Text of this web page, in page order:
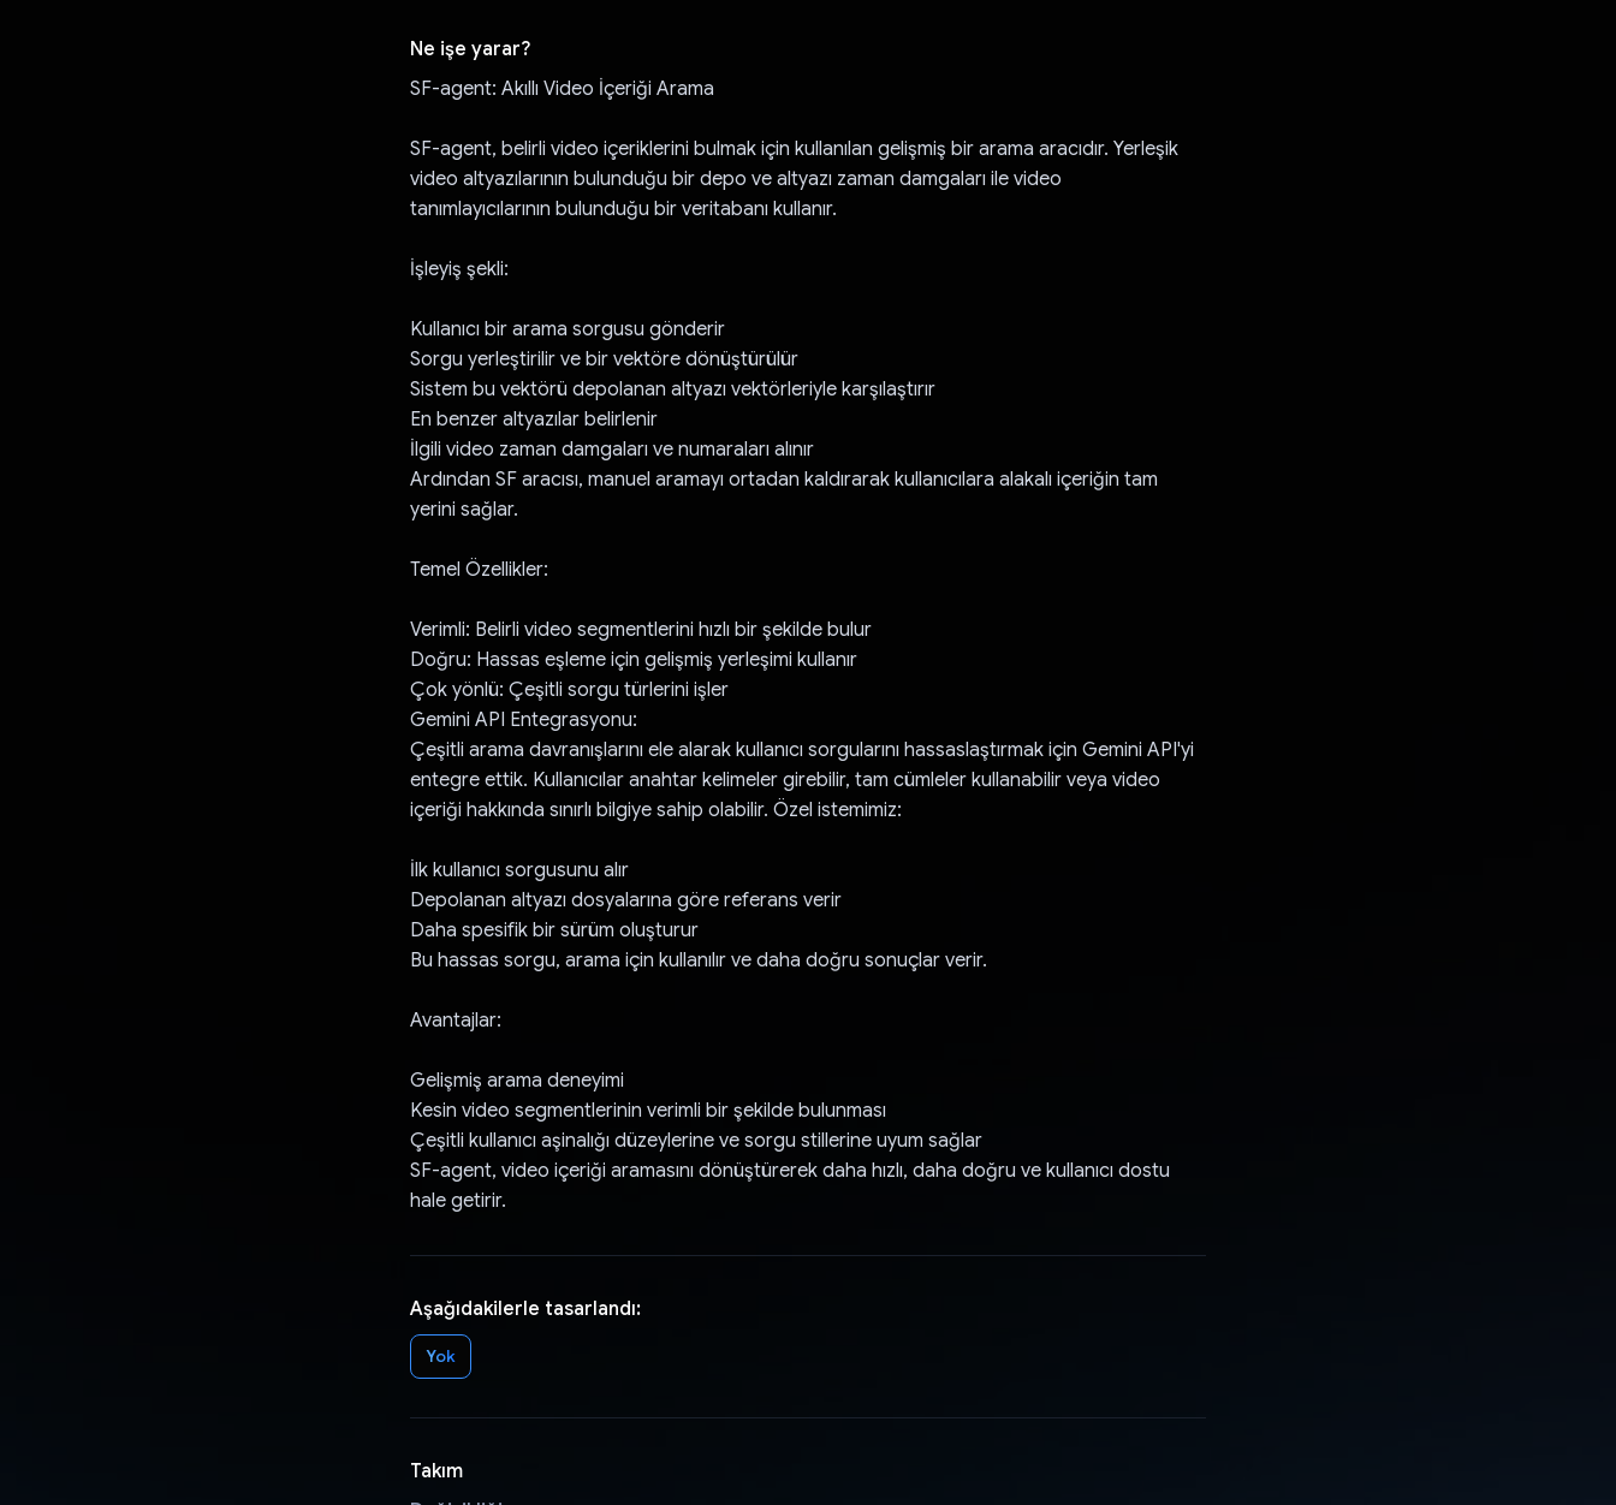
Ne işe yarar?
SF-agent: Akıllı Video İçeriği Arama
SF-agent, belirli video içeriklerini bulmak için kullanılan gelişmiş bir arama aracıdır. Yerleşik
video altyazılarının bulunduğu bir depo ve altyazı zaman damgaları ile video
tanımlayıcılarının bulunduğu bir veritabanı kullanır.
İşleyiş şekli:
Kullanıcı bir arama sorgusu gönderir
Sorgu yerleştirilir ve bir vektöre dönüştürülür
Sistem bu vektörü depolanan altyazı vektörleriyle karşılaştırır
En benzer altyazılar belirlenir
İlgili video zaman damgaları ve numaraları alınır
Ardından SF aracısı, manuel aramayı ortadan kaldırarak kullanıcılara alakalı içeriğin tam
yerini sağlar.
Temel Özellikler:
Verimli: Belirli video segmentlerini hızlı bir şekilde bulur
Doğru: Hassas eşleme için gelişmiş yerleşimi kullanır
Çok yönlü: Çeşitli sorgu türlerini işler
Gemini API Entegrasyonu:
Çeşitli arama davranışlarını ele alarak kullanıcı sorgularını hassaslaştırmak için Gemini API'yi
entegre ettik. Kullanıcılar anahtar kelimeler girebilir, tam cümleler kullanabilir veya video
içeriği hakkında sınırlı bilgiye sahip olabilir. Özel istemimiz:
İlk kullanıcı sorgusunu alır
Depolanan altyazı dosyalarına göre referans verir
Daha spesifik bir sürüm oluşturur
Bu hassas sorgu, arama için kullanılır ve daha doğru sonuçlar verir.
Avantajlar:
Gelişmiş arama deneyimi
Kesin video segmentlerinin verimli bir şekilde bulunması
Çeşitli kullanıcı aşinalığı düzeylerine ve sorgu stillerine uyum sağlar
SF-agent, video içeriği aramasını dönüştürerek daha hızlı, daha doğru ve kullanıcı dostu
hale getirir.
Aşağıdakilerle tasarlandı:
Yok
Takım